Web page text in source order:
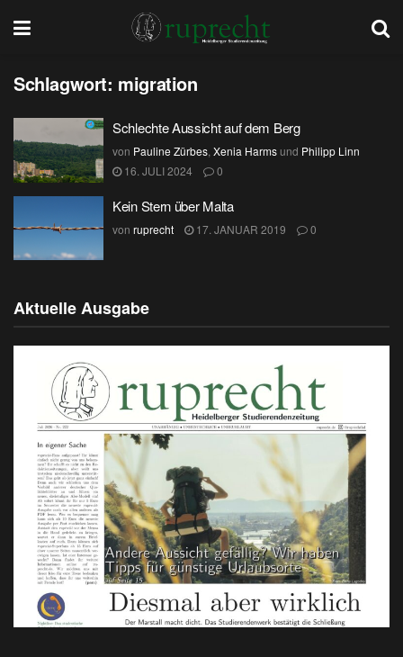
Schlagwort: migration
Schlechte Aussicht auf dem Berg
von Pauline Zürbes, Xenia Harmsund Philipp Linn
16. JULI 2024
0
Kein Stern über Malta
von ruprecht 17. JANUAR 2019 0
Aktuelle Ausgabe